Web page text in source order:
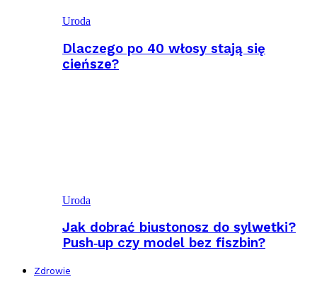
Uroda
Dlaczego po 40 włosy stają się
cieńsze?
Uroda
Jak dobrać biustonosz do sylwetki?
Push‑up czy model bez fiszbin?
Zdrowie